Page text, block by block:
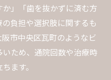
か」「歯を抜かずに済む方
負担や選択肢に関するも
市中央区瓦町のようなビ
ため、通院回数や治療時
ます。